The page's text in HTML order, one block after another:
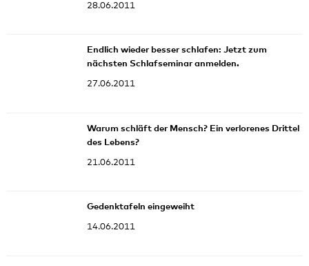
28.06.2011
Endlich wieder besser schlafen: Jetzt zum
nächsten Schlafseminar anmelden.
27.06.2011
Warum schläft der Mensch? Ein verlorenes Drittel
des Lebens?
21.06.2011
Gedenktafeln eingeweiht
14.06.2011